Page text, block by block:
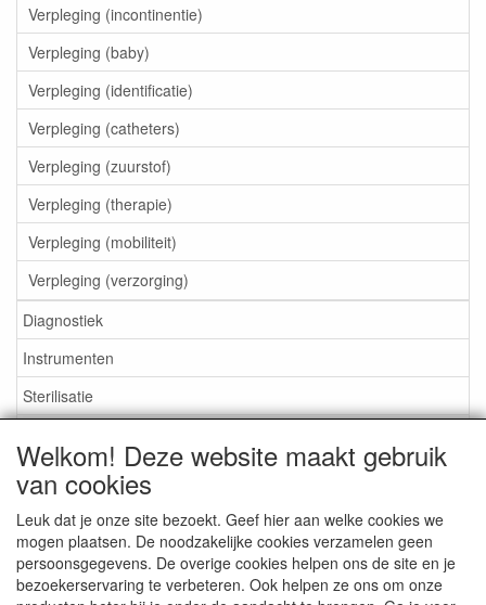
Verpleging (incontinentie)
Verpleging (baby)
Verpleging (identificatie)
Verpleging (catheters)
Verpleging (zuurstof)
Verpleging (therapie)
Verpleging (mobiliteit)
Verpleging (verzorging)
Diagnostiek
Instrumenten
Sterilisatie
Aktieartikelen
Medisan Trading te Alblasserdam. Alle genoemde prijzen zijn
Welkom! Deze website maakt gebruik
van cookies
Leuk dat je onze site bezoekt. Geef hier aan welke cookies we
mogen plaatsen. De noodzakelijke cookies verzamelen geen
persoonsgegevens. De overige cookies helpen ons de site en je
bezoekerservaring te verbeteren. Ook helpen ze ons om onze